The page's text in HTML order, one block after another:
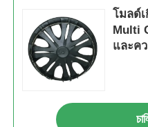
แม่พิมพ์เกียร์
การฉีดขึ้นรูป
ส่วนประกอบแม่พิมพ์พลา
โมลด์
Multi
และค